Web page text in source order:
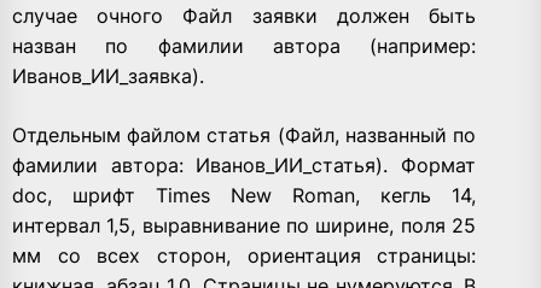
случае очного Файл заявки должен быть
назван по фамилии автора (например:
Иванов_ИИ_заявка).
Отдельным файлом статья (Файл, названный по
фамилии автора: Иванов_ИИ_статья). Формат
doc, шрифт Times New Roman, кегль 14,
интервал 1,5, выравнивание по ширине, поля 25
мм со всех сторон, ориентация страницы: